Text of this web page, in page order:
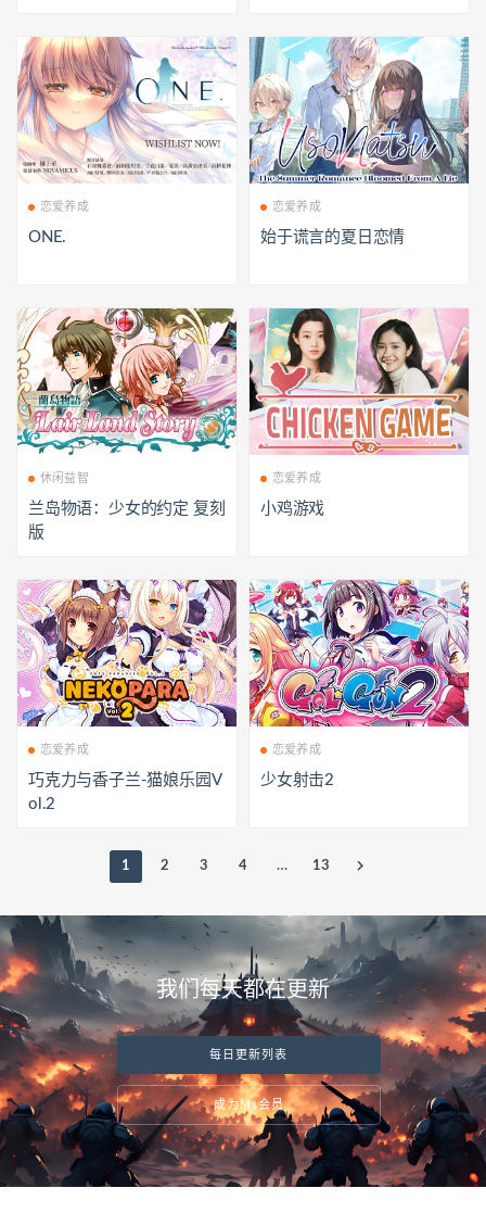
恋爱养成
ONE.
恋爱养成
始于谎言的夏日恋情
休闲益智
兰岛物语：少女的约定 复刻
版
恋爱养成
小鸡游戏
恋爱养成
巧克力与香子兰-猫娘乐园V
ol.2
恋爱养成
少女射击2
1 2 3 4 … 13
我们每天都在更新
每日更新列表
成为Ms会员